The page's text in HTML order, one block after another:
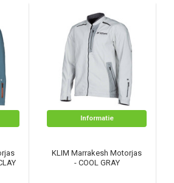
Informatie
KLIM Marrakesh Motorjas
- COOL GRAY